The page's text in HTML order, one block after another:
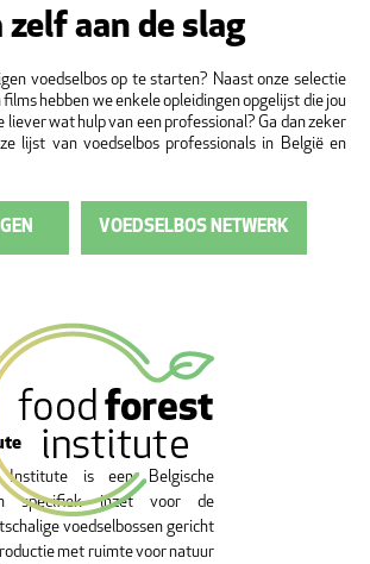
zelf aan de slag
voedselbos op te starten? Naast onze selectie
hebben we enkele opleidingen opgelijst die jou
liever wat hulp van een professional? Ga dan zeker
lijst van voedselbos professionals in België en
VOEDSELBOS NETWERK
is een Belgische
specifiek inzet voor de
voedselbossen gericht
met ruimte voor natuur